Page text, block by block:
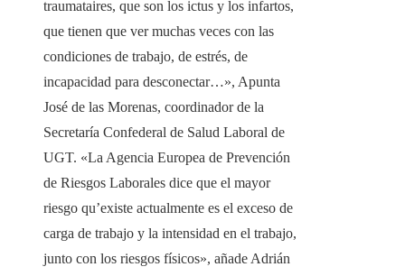
traumataires, que son los ictus y los infartos,
que tienen que ver muchas veces con las
condiciones de trabajo, de estrés, de
incapacidad para desconectar…», Apunta
José de las Morenas, coordinador de la
Secretaría Confederal de Salud Laboral de
UGT. «La Agencia Europea de Prevención
de Riesgos Laborales dice que el mayor
riesgo qu’existe actualmente es el exceso de
carga de trabajo y la intensidad en el trabajo,
junto con los riesgos físicos», añade Adrián